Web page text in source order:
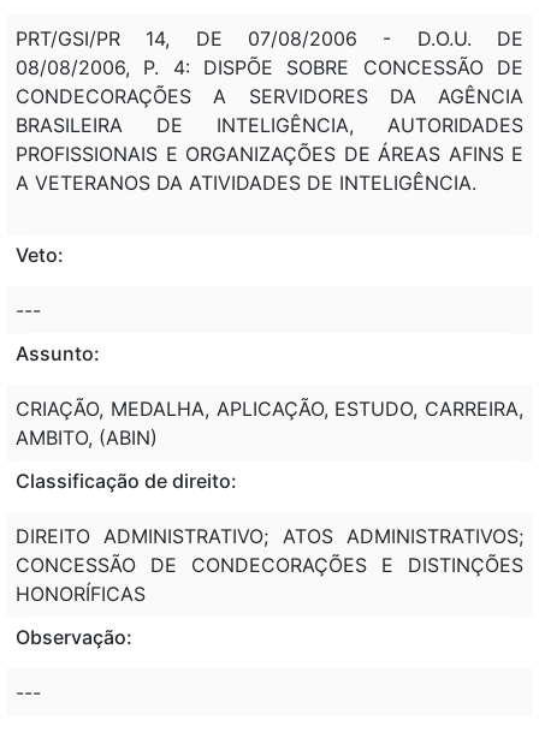
PRT/GSI/PR 14, DE 07/08/2006 - D.O.U. DE
08/08/2006, P. 4: DISPÕE SOBRE CONCESSÃO DE
CONDECORAÇÕES A SERVIDORES DA AGÊNCIA
BRASILEIRA DE INTELIGÊNCIA, AUTORIDADES
PROFISSIONAIS E ORGANIZAÇÕES DE ÁREAS AFINS E
A VETERANOS DA ATIVIDADES DE INTELIGÊNCIA.
Veto:
---
Assunto:
CRIAÇÃO, MEDALHA, APLICAÇÃO, ESTUDO, CARREIRA,
AMBITO, (ABIN)
Classificação de direito:
DIREITO ADMINISTRATIVO; ATOS ADMINISTRATIVOS;
CONCESSÃO DE CONDECORAÇÕES E DISTINÇÕES
HONORÍFICAS
Observação:
---